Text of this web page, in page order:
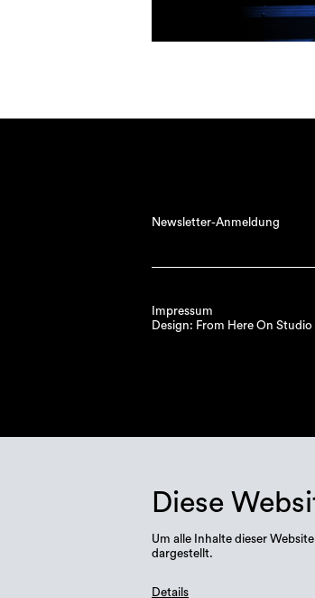
Newsletter-Anmeldung
Impressum
Design: From Here On Studio
Diese
Um alle Inhalte dieser
dargestellt.
Details